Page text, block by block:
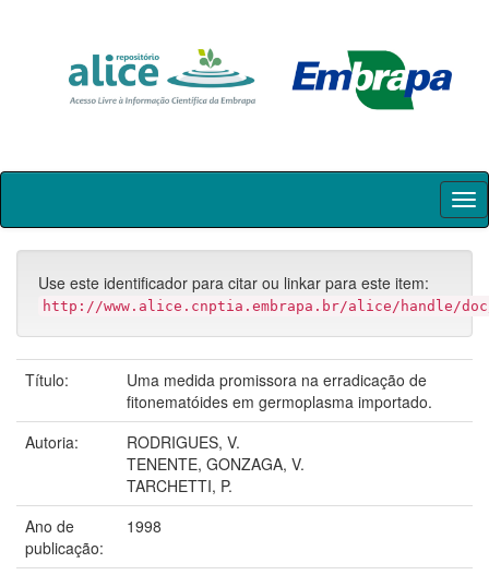
Skip
Use este identificador para citar ou linkar para este item:
http://www.alice.cnptia.embrapa.br/alice/handle/
Título:
Uma medida promissora na erradicação de
fitonematóides em germoplasma importado.
Autoria:
RODRIGUES, V.
TENENTE, GONZAGA, V.
TARCHETTI, P.
Ano de
publicação:
1998